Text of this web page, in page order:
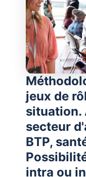
jeux de
situation.
secteur
BTP,
intra ou